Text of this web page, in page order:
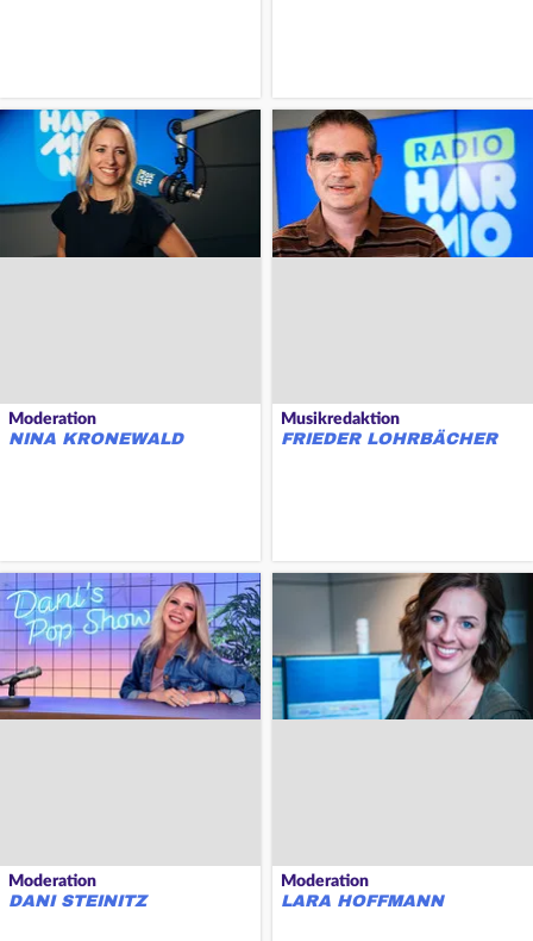
Moderation
NINA KRONEWALD
Musikredaktion
FRIEDER LOHRBÄCHER
Moderation
DANI STEINITZ
Moderation
LARA HOFFMANN